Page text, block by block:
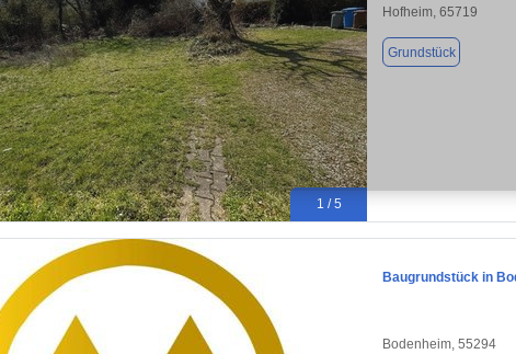
1 / 5
Hofheim, 65719
Grundstück
Baugrundstück in
Bodenheim, 55294